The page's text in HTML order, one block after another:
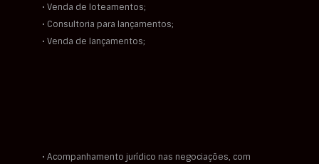
• Venda de loteamentos;
• Consultoria para lançamentos;
• Venda de lançamentos;
• Acompanhamento jurídico nas negociações, com